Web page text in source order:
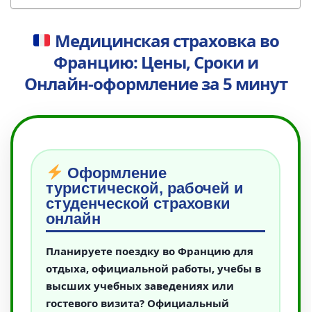
Медицинская страховка во
Францию: Цены, Сроки и
Онлайн-оформление за 5 минут
Оформление
туристической, рабочей и
студенческой страховки
онлайн
Планируете поездку во Францию для
отдыха, официальной работы, учебы в
высших учебных заведениях или
гостевого визита? Официальный